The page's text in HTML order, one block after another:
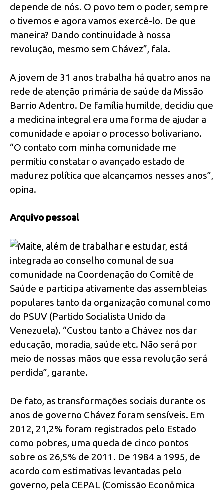
depende de nós. O povo tem o poder, sempre
o tivemos e agora vamos exercê-lo. De que
maneira? Dando continuidade à nossa
revolução, mesmo sem Chávez”, fala.
A jovem de 31 anos trabalha há quatro anos na
rede de atenção primária de saúde da Missão
Barrio Adentro. De família humilde, decidiu que
a medicina integral era uma forma de ajudar a
comunidade e apoiar o processo bolivariano.
“O contato com minha comunidade me
permitiu constatar o avançado estado de
madurez política que alcançamos nesses anos”,
opina.
Arquivo pessoal
Maite, além de trabalhar e estudar, está
integrada ao conselho comunal de sua
comunidade na Coordenação do Comitê de
Saúde e participa ativamente das assembleias
populares tanto da organização comunal como
do PSUV (Partido Socialista Unido da
Venezuela). “Custou tanto a Chávez nos dar
educação, moradia, saúde etc. Não será por
meio de nossas mãos que essa revolução será
perdida”, garante.
De fato, as transformações sociais durante os
anos de governo Chávez foram sensíveis. Em
2012, 21,2% foram registrados pelo Estado
como pobres, uma queda de cinco pontos
sobre os 26,5% de 2011. De 1984 a 1995, de
acordo com estimativas levantadas pelo
governo, pela CEPAL (Comissão Econômica